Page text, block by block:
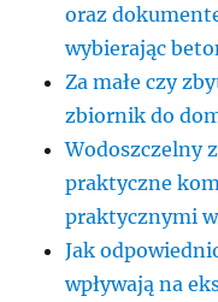
oraz
wybierając
Za małe czy
zbiornik do
Wodoszczelny
praktyczne
praktycznymi
Jak
wpływają na